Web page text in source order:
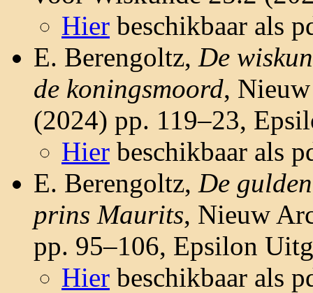
Hier beschikbaar als
E. Berengoltz, De
de koningsmoord,
(2024) pp. 119–23,
Hier beschikbaar als
E. Berengoltz, De
prins Maurits, Nieuw
pp. 95–106, Epsilon
Hier beschikbaar als